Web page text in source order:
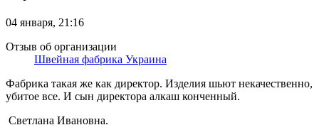
04 января, 21:16
Отзыв об организации
Швейная фабрика Украина
Фабрика такая же как директор. Изделия шьют некачественно,
убитое все. И сын директора алкаш конченный.
Светлана Ивановна.